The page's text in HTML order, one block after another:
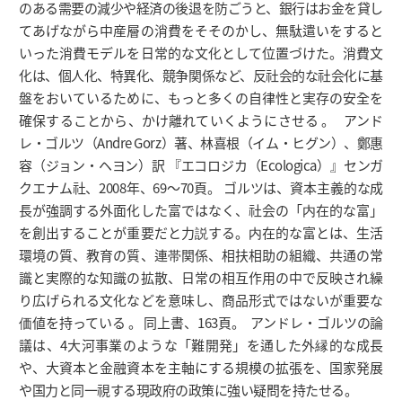
のある需要の減少や経済の後退を防ごうと、銀行はお金を貸し
てあげながら中産層の消費をそそのかし、無駄遣いをすると
いった消費モデルを日常的な文化として位置づけた。消費文
化は、個人化、特異化、競争関係など、反社会的な社会化に基
盤をおいているために、もっと多くの自律性と実存の安全を
確保することから、かけ離れていくようにさせる 。 アンド
レ・ゴルツ（Andre Gorz）著、林喜根（イム・ヒグン）、鄭惠
容（ジョン・ヘヨン）訳 『エコロジカ（Ecologica）』センガ
クエナム社、2008年、69～70頁。 ゴルツは、資本主義的な成
長が強調する外面化した富ではなく、社会の「内在的な富」
を創出することが重要だと力説する。内在的な富とは、生活
環境の質、教育の質、連帯関係、相扶相助の組織、共通の常
識と実際的な知識の拡散、日常の相互作用の中で反映され繰
り広げられる文化などを意味し、商品形式ではないが重要な
価値を持っている 。 同上書、163頁。 アンドレ・ゴルツの論
議は、4大河事業のような「難開発」を通した外縁的な成長
や、大資本と金融資本を主軸にする規模の拡張を、国家発展
や国力と同一視する現政府の政策に強い疑問を持たせる。